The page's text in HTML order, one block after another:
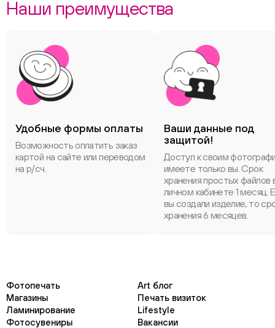
Наши преимущества
Удобные формы оплаты
Возможность оплатить заказ
картой на сайте или переводом
на р/сч.
Ваши данные под
защитой!
Доступ к своим
имеете только вы. Срок
хранения простых файлов
личном кабинете 1 месяц.
вы создали изделие, то
хранения 6 месяцев.
Фотопечать
Art блог
Магазины
Печать визиток
Ламинирование
Lifestyle
Фотосувениры
Вакансии